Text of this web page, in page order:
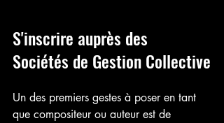
S'inscrire auprès des
Sociétés de Gestion Collective
Un des premiers gestes à poser en tant
que compositeur ou auteur est de